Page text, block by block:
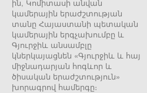
ին, Կոմիտասի անվան
կամերային երաժշտության
տանը Հայաստանի պետական
կամերային երգչախումբը և
Գյուրջիև անսամբլը
կներկայացնեն «Գյուրջիև և հայ
միջնադարյան հոգևոր և
ծիսական երաժշտություն»
խորագրով համերգը։